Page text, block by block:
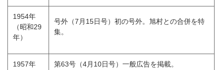
1954年
（昭和29
年）
号外（7月15日号）初の号外。旭村との合併を特
集。
1957年
第63号（4月10日号）一般広告を掲載。